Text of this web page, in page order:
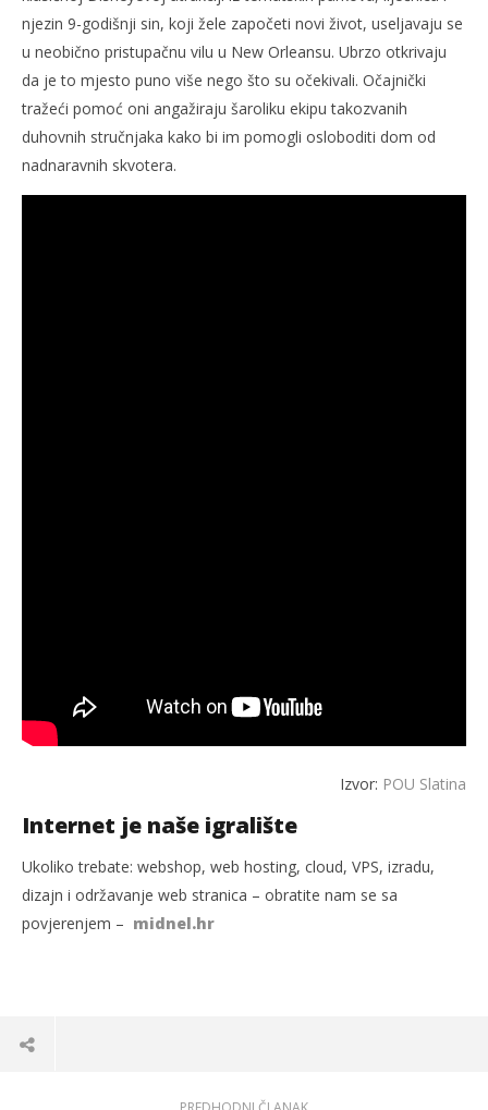
njezin 9-godišnji sin, koji žele započeti novi život, useljavaju se
u neobično pristupačnu vilu u New Orleansu. Ubrzo otkrivaju
da je to mjesto puno više nego što su očekivali. Očajnički
tražeći pomoć oni angažiraju šaroliku ekipu takozvanih
duhovnih stručnjaka kako bi im pomogli osloboditi dom od
nadnaravnih skvotera.
Izvor: POU Slatina
Internet je naše igralište
Ukoliko trebate: webshop, web hosting, cloud, VPS, izradu,
dizajn i održavanje web stranica – obratite nam se sa
povjerenjem – midnel.hr